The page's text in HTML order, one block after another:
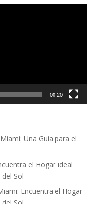
00:20
Una Guía para el
el Hogar Ideal
Sol
Encuentra el Hogar